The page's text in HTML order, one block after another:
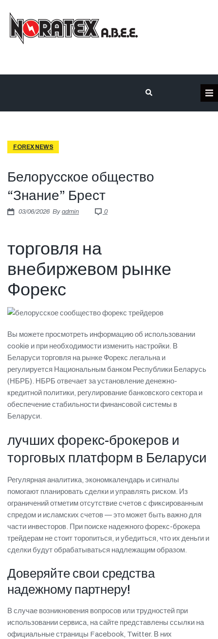
Κατηγορίες Προϊόντων
Τα έργα μας
E-shop
FOREX NEWS
Белорусское общество
“Знание” Брест
03/06/2026 By admin 0
торговля на
внебиржевом рынке
Форекс
Вы можете просмотреть информацию об использовании
cookie и при необходимости изменить настройки. В
Беларуси торговля на рынке Форекс легальна и
регулируется Национальным банком Республики Беларусь
(НБРБ). НБРБ отвечает за установление денежно-
кредитной политики, регулирование банковского сектора и
обеспечение стабильности финансовой системы в
Беларуси.
лучших форекс-брокеров и
торговых платформ в Беларуси
Регулярная аналитика, экономкалендарь и сигналы
помогают планировать сделки и управлять риском. Из
ограничений отметим отсутствие счетов с фиксированным
спредом и исламских счетов — это может быть важно для
части инвесторов. При поиске надежного форекс-брокера
трейдерам не стоит торопиться, и убедиться, что их деньги и
сделки будут обрабатываться надлежащим образом.
Доверяйте свои средства
надежному партнеру!
В случае возникновения вопросов или трудностей при
использовании сервиса, на сайте представлены ссылки на
официальные страницы Facebook, Twitter. В них